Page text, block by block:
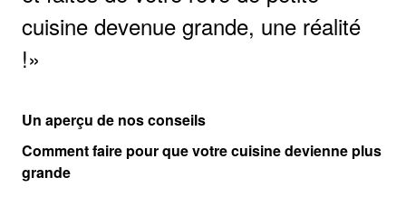
cuisine devenue grande, une réalité
!
Un aperçu de nos conseils
Comment faire pour que votre cuisine devienne plus
grande